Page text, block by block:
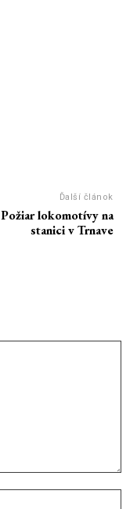
Ďalší článok
Požiar lokomotívy na
stanici v Trnave